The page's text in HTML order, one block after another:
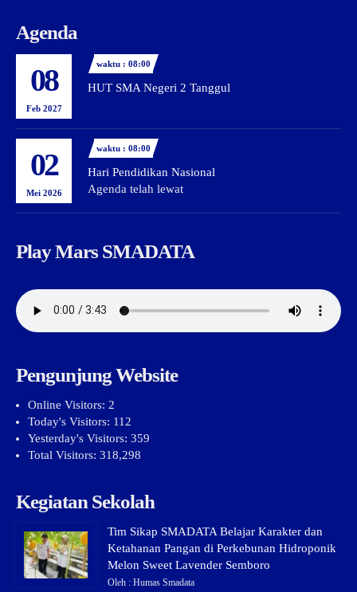
Agenda
08
Feb 2027
waktu : 08:00
HUT SMA Negeri 2 Tanggul
02
Mei 2026
waktu : 08:00
Hari Pendidikan Nasional
Agenda telah lewat
Play Mars SMADATA
Pengunjung Website
Online Visitors: 2
Today's Visitors: 112
Yesterday's Visitors: 359
Total Visitors: 318,298
Kegiatan Sekolah
Tim Sikap SMADATA Belajar Karakter dan
Ketahanan Pangan di Perkebunan Hidroponik
Melon Sweet Lavender Semboro
Oleh : Humas Smadata